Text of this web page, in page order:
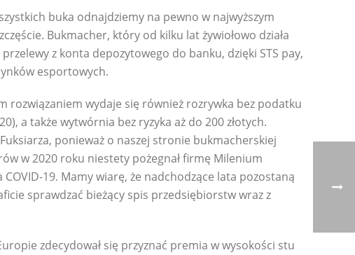
buka odnajdziemy na pewno w najwyższym
Bukmacher, który od kilku lat żywiołowo działa
z konta depozytowego do banku, dzięki STS pay,
esportowych.
rozwiązaniem wydaje się również rozrywka bez podatku
a także wytwórnia bez ryzyka aż do 200 złotych.
ponieważ o naszej stronie bukmacherskiej
w 2020 roku niestety pożegnał firmę Milenium
19. Mamy wiarę, że nadchodzące lata pozostaną
sprawdzać bieżący spis przedsiębiorstw wraz z
zdecydował się przyznać premia w wysokości stu